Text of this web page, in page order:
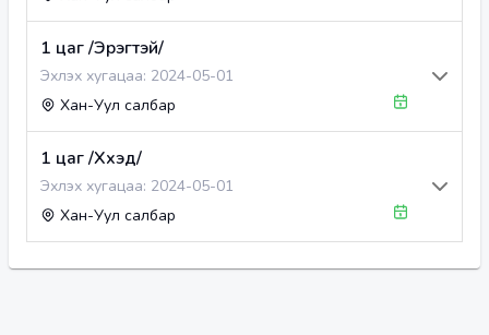
1 цаг /Эрэгтэй/
Эхлэх хугацаа: 2024-05-01
Хан-Уул салбар
1 цаг /Хүүхэд/
Эхлэх хугацаа: 2024-05-01
Хан-Уул салбар